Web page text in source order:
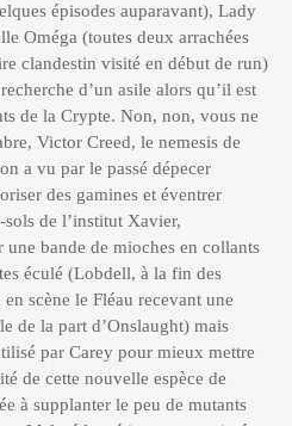
épisodes auparavant), Lady
Oméga (toutes deux arrachées
clandestin visité en début de run)
d’un asile alors qu’il est
de la Crypte. Non, non, vous ne
Victor Creed, le nemesis de
a vu par le passé dépecer
des gamines et éventrer
sols de l’institut Xavier,
bande de mioches en collants
éculé (Lobdell, à la fin des
scène le Fléau recevant une
de la part d’Onslaught) mais
par Carey pour mieux mettre
de cette nouvelle espèce de
à supplanter le peu de mutants